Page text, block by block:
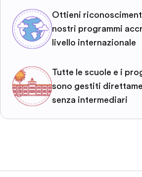
Ottieni
nostri programmi
livello internazionale
Tutte le scuole e i
sono gestiti
senza intermediari